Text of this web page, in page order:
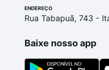
ENDEREÇO
Rua Tabapuã, 743 -
Baixe nosso app